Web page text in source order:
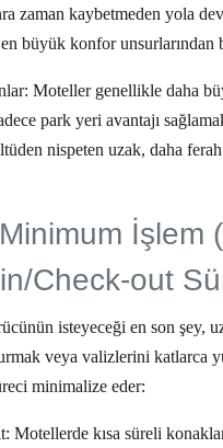
zaman kaybetmeden yola
büyük konfor unsurlarından
Moteller genellikle daha
park yeri avantajı
nispeten uzak, daha
İşlem
Check-out
isteyeceği en son şey,
veya valizlerini katlarca
minimalize eder:
Motellerde kısa süreli